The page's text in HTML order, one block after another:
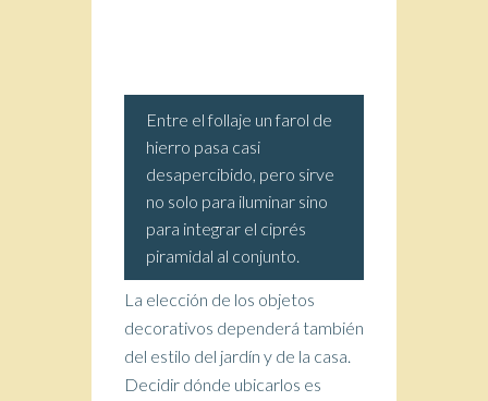
Entre el follaje un farol de
hierro pasa casi
desapercibido, pero sirve
no solo para iluminar sino
para integrar el ciprés
piramidal al conjunto.
La elección de los objetos
decorativos dependerá también
del estilo del jardín y de la casa.
Decidir dónde ubicarlos es